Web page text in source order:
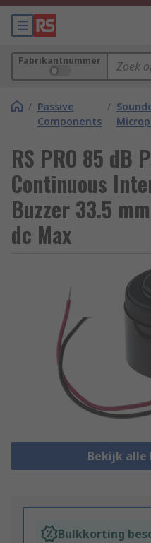
Fabrikantnummer
/ Passive
Components
/
RS PRO 85 dB
Continuous
Buzzer 33.5
dc Max
Bekijk alle
Bulkkorting